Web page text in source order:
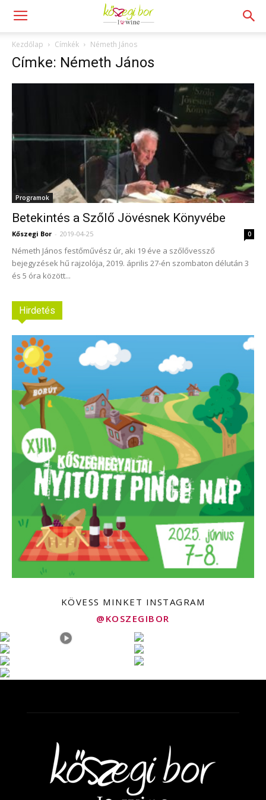
Kezdőlap Címkék Németh János
Címke: Németh János
Programok
Betekintés a Szőlő Jövésnek Könyvébe
Kőszegi Bor - 2019-04-25 0
Németh János festőművész úr, aki 19 éve a szőlővessző
bejegyzések hű rajzolója, 2019. április 27-én szombaton délután 3
és 5 óra között...
Hirdetés
KÖVESS MINKET INSTAGRAM
@KOSZEGIBOR